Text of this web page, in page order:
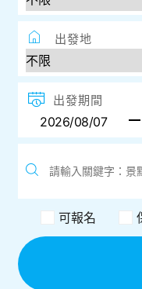
出發地
出發期間
可報名